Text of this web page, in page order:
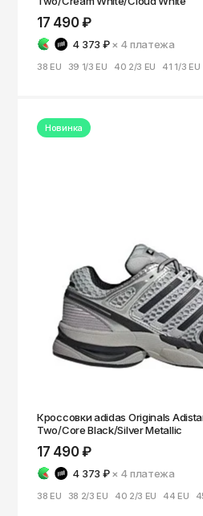
17 490 ₽
4 373 ₽ × 4платежа
38 EU 39 1/3 EU 40 2/3 EU 41 1/3 EU
Новинка
Кроссовки adidas Originals
Two/Core Black/Silver Metallic
17 490 ₽
4 373 ₽ × 4платежа
38 EU 38 2/3 EU 40 2/3 EU 44 EU